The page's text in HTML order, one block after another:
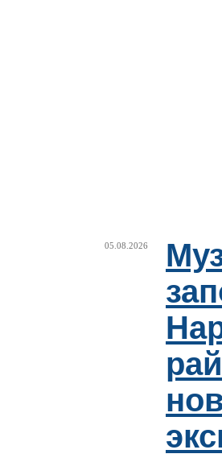
05.08.2026